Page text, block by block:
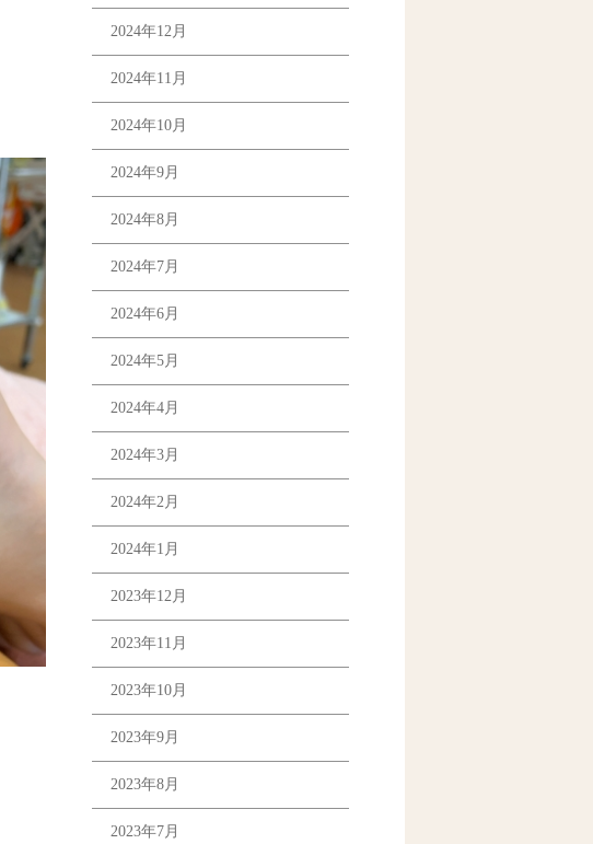
2024年12月
2024年11月
2024年10月
2024年9月
2024年8月
2024年7月
2024年6月
2024年5月
2024年4月
2024年3月
2024年2月
2024年1月
2023年12月
2023年11月
2023年10月
2023年9月
2023年8月
2023年7月